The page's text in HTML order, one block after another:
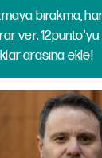
bırakma,
ver.
arasına ekle!